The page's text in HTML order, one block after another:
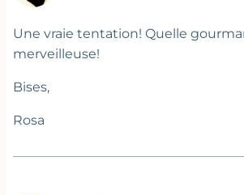
Une vraie tentation! Quelle
merveilleuse!
Bises,
Rosa